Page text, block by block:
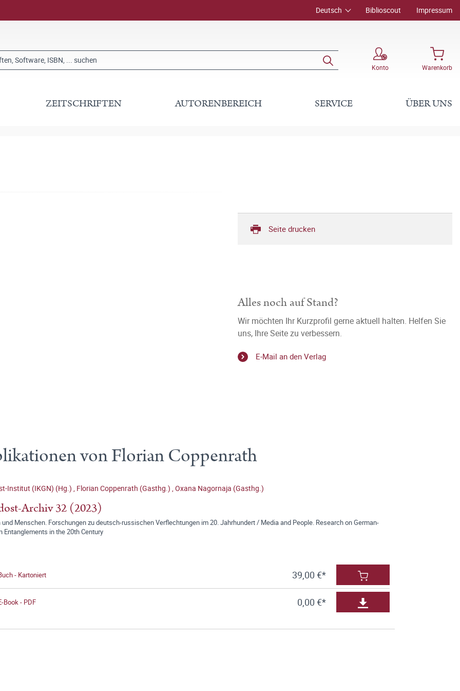
Deutsch Biblioscout Impressum
Konto Warenkorb
ZEITSCHRIFTEN AUTORENBEREICH SERVICE ÜBER UNS
Seite drucken
Alles noch auf Stand?
Wir möchten Ihr Kurzprofil gerne aktuell halten. Helfen Sie
uns, Ihre Seite zu verbessern.
E-Mail an den Verlag
von Florian Coppenrath
Institut (IKGN) (Hg.) , Florian Coppenrath (Gasthg.) ,Oxana Nagornaja (Gasthg.)
Archiv 32 (2023)
und Menschen. Forschungen zu deutsch-russischen Verflechtungen im 20. Jahrhundert / Media and People. Research on German-
Entanglements in the 20th Century
- Kartoniert 39,00 €*
Book - PDF 0,00 €*